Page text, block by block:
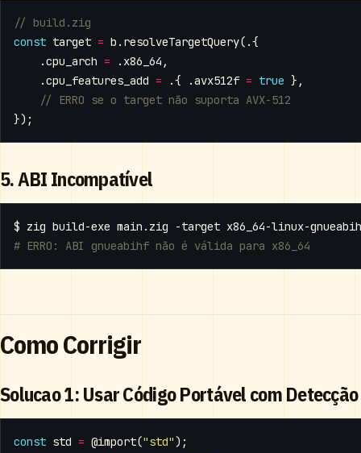
const target = b . resolveTargetQuery(.{
.cpu_arch = . x86_64 ,
.cpu_features_add = .{ .avx512f = true },
});
5. ABI Incompatível
# ERRO: ABI gnueabihf não é válida para x86_64
Como Corrigir
Solucao 1: Usar Código Portável com
const std = @import("std" );